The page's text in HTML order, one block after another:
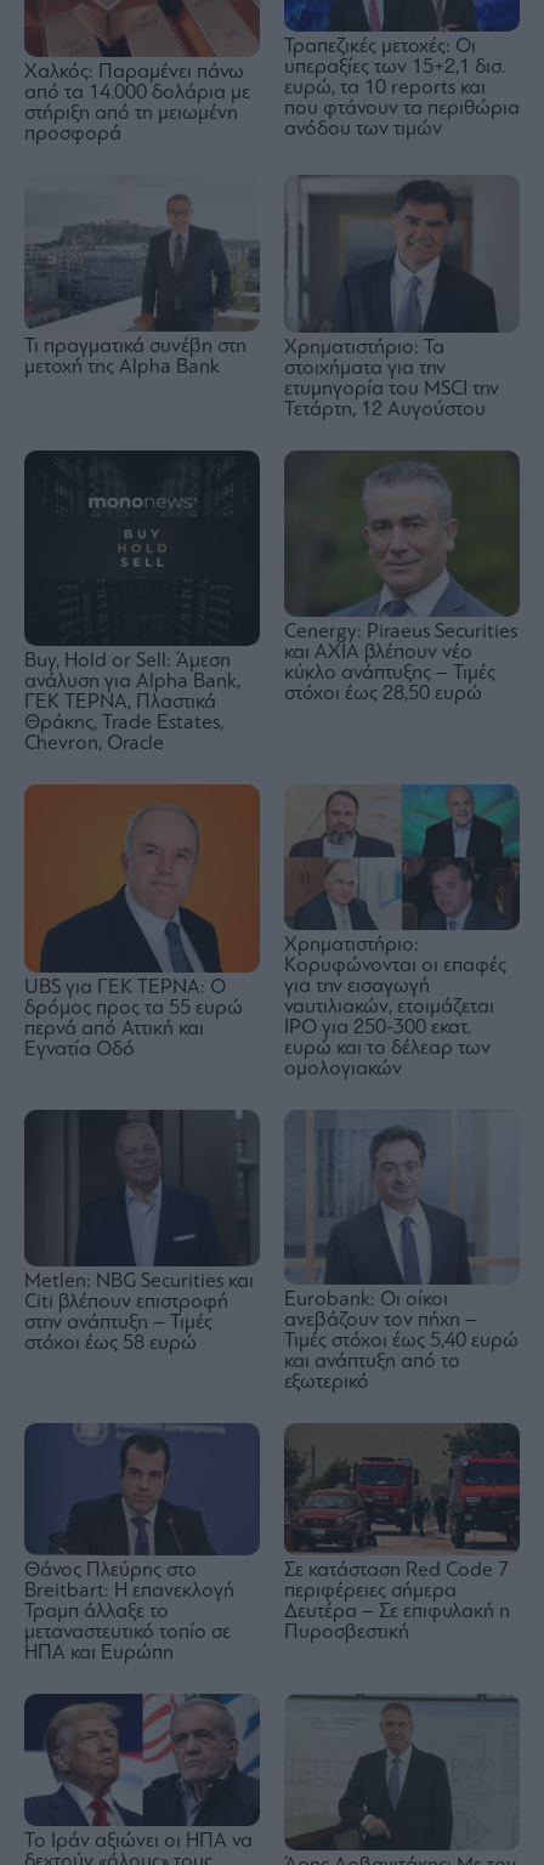
Χαλκός: Παραμένει πάνω
από τα 14.000 δολάρια με
στήριξη από τη μειωμένη
προσφορά
Τραπεζικές μετοχές: Οι
υπεραξίες των 15+2,1 δισ.
ευρώ, τα 10 reports και
που φτάνουν τα περιθώρια
ανόδου των τιμών
Τι πραγματικά συνέβη στη
μετοχή της Alpha Bank
Χρηματιστήριο: Τα
στοιχήματα για την
ετυμηγορία του MSCI την
Τετάρτη, 12 Αυγούστου
Buy, Hold or Sell: Άμεση
ανάλυση για Alpha Bank,
ΓΕΚ ΤΕΡΝΑ, Πλαστικά
Θράκης, Trade Estates,
Chevron, Oracle
Cenergy: Piraeus Securities
και AXIA βλέπουν νέο
κύκλο ανάπτυξης – Τιμές
στόχοι έως 28,50 ευρώ
UBS για ΓΕΚ ΤΕΡΝΑ: Ο
δρόμος προς τα 55 ευρώ
περνά από Αττική και
Εγνατία Οδό
Χρηματιστήριο:
Κορυφώνονται οι επαφές
για την εισαγωγή
ναυτιλιακών, ετοιμάζεται
IPO για 250-300 εκατ.
ευρώ και το δέλεαρ των
ομολογιακών
Metlen: NBG Securities και
Citi βλέπουν επιστροφή
στην ανάπτυξη – Τιμές
στόχοι έως 58 ευρώ
Eurobank: Οι οίκοι
ανεβάζουν τον πήχη –
Τιμές στόχοι έως 5,40 ευρώ
και ανάπτυξη από το
εξωτερικό
Θάνος Πλεύρης στο
Breitbart: Η επανεκλογή
Τραμπ άλλαξε το
μεταναστευτικό τοπίο σε
ΗΠΑ και Ευρώπη
Σε κατάσταση Red Code 7
περιφέρειες σήμερα
Δευτέρα – Σε επιφυλακή η
Πυροσβεστική
Το Ιράν αξιώνει οι ΗΠΑ να